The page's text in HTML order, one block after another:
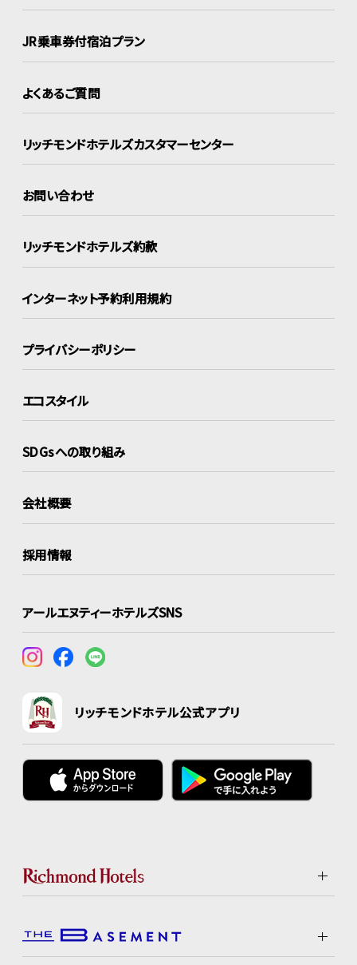
JR乗車券付宿泊プラン
よくあるご質問
リッチモンドホテルズカスタマーセンター
お問い合わせ
リッチモンドホテルズ約款
インターネット予約利用規約
プライバシーポリシー
エコスタイル
SDGsへの取り組み
会社概要
採用情報
アールエヌティーホテルズSNS
リッチモンドホテル公式アプリ